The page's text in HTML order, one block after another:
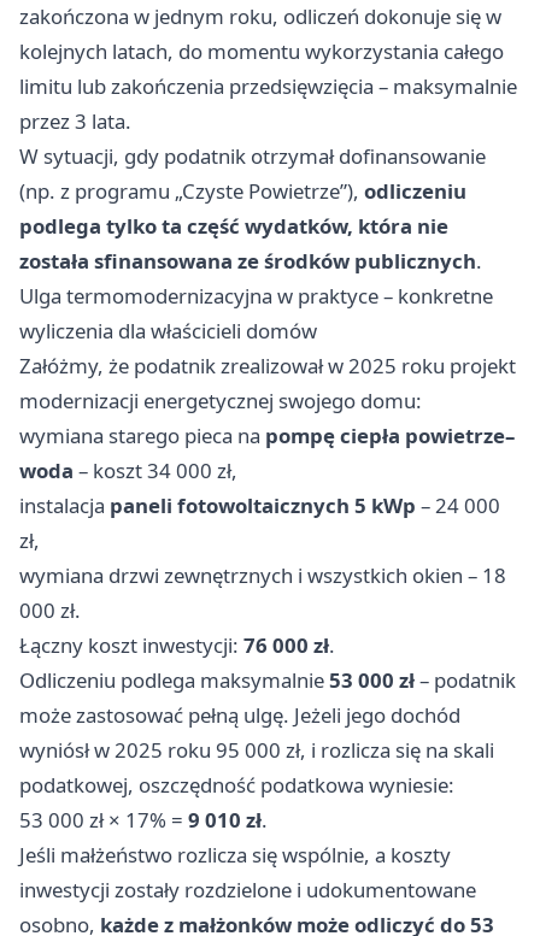
zakończona w jednym roku, odliczeń dokonuje się w
kolejnych latach, do momentu wykorzystania całego
limitu lub zakończenia przedsięwzięcia – maksymalnie
przez 3 lata.
W sytuacji, gdy podatnik otrzymał dofinansowanie
(np. z programu „Czyste Powietrze”), odliczeniu
podlega tylko ta część wydatków, która nie
została sfinansowana ze środków publicznych.
Ulga termomodernizacyjna w praktyce – konkretne
wyliczenia dla właścicieli domów
Załóżmy, że podatnik zrealizował w 2025 roku projekt
modernizacji energetycznej swojego domu:
wymiana starego pieca na pompę ciepła powietrze–
woda – koszt 34 000 zł,
instalacja paneli fotowoltaicznych 5 kWp – 24 000
zł,
wymiana drzwi zewnętrznych i wszystkich okien – 18
000 zł.
Łączny koszt inwestycji: 76 000 zł.
Odliczeniu podlega maksymalnie53 000 zł– podatnik
może zastosować pełną ulgę. Jeżeli jego dochód
wyniósł w 2025 roku 95 000 zł, i rozlicza się na skali
podatkowej, oszczędność podatkowa wyniesie:
53 000 zł × 17% = 9 010 zł.
Jeśli małżeństwo rozlicza się wspólnie, a koszty
inwestycji zostały rozdzielone i udokumentowane
osobno, każde z małżonków może odliczyć do 53